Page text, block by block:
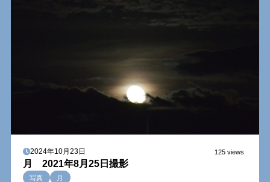
2024年10月23日 125 views
月 2021年8月25日撮影
写真 月